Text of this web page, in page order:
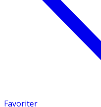
Favoriter